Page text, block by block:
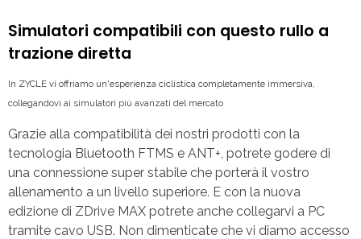
Simulatori compatibili con questo rullo a
trazione diretta
In ZYCLE vi offriamo un'esperienza ciclistica completamente immersiva,
collegandovi ai simulatori più avanzati del mercato
Grazie alla compatibilità dei nostri prodotti con la
tecnologia Bluetooth FTMS e ANT+, potrete godere di
una connessione super stabile che porterà il vostro
allenamento a un livello superiore. E con la nuova
edizione di ZDrive MAX potrete anche collegarvi a PC
tramite cavo USB. Non dimenticate che vi diamo accesso